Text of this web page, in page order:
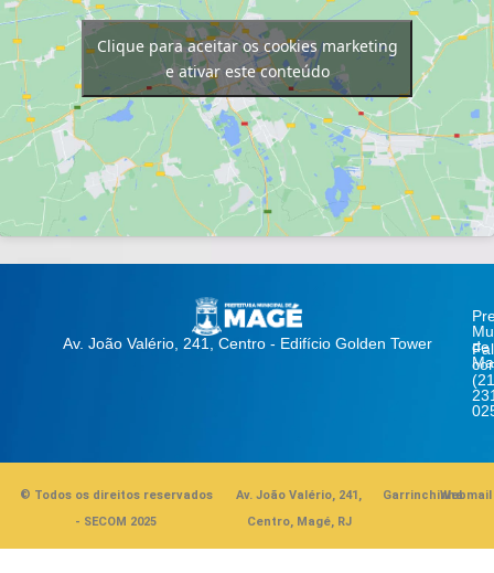
Clique para aceitar os cookies marketing
e ativar este conteúdo
Av. João Valério, 241, Centro - Edifício Golden Tower
de
© Todos os direitos reservados
- SECOM 2025
Av. João Valério, 241,
Centro, Magé, RJ
GarrinchinhaWebmail